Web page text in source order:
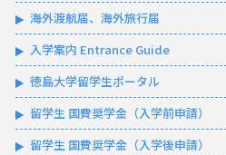
海外渡航届、海外旅行届
入学案内 Entrance Guide
徳島大学留学生ポータル
留学生 国費奨学金（入学前申請）
留学生 国費奨学金（入学後申請）